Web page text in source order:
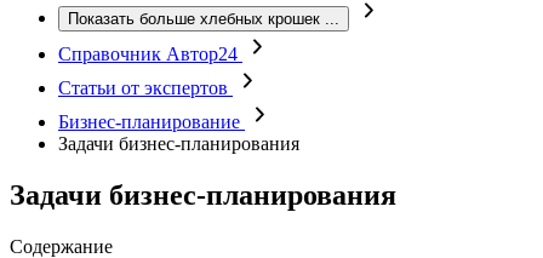
Показать больше хлебных крошек ...
Справочник Автор24
Статьи от экспертов
Бизнес-планирование
Задачи бизнес-планирования
Задачи бизнес-планирования
Содержание